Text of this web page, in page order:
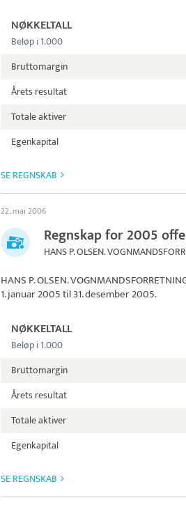
NØKKELTALL
Beløp i 1.000
Bruttomargin
Årets resultat
Totale aktiver
Egenkapital
SE REGNSKAB
22. mai 2006
Regnskap for 2005
HANS P. OLSEN.
HANS P. OLSEN.
1. januar 2005 til 31. desember 2005.
NØKKELTALL
Beløp i 1.000
Bruttomargin
Årets resultat
Totale aktiver
Egenkapital
SE REGNSKAB